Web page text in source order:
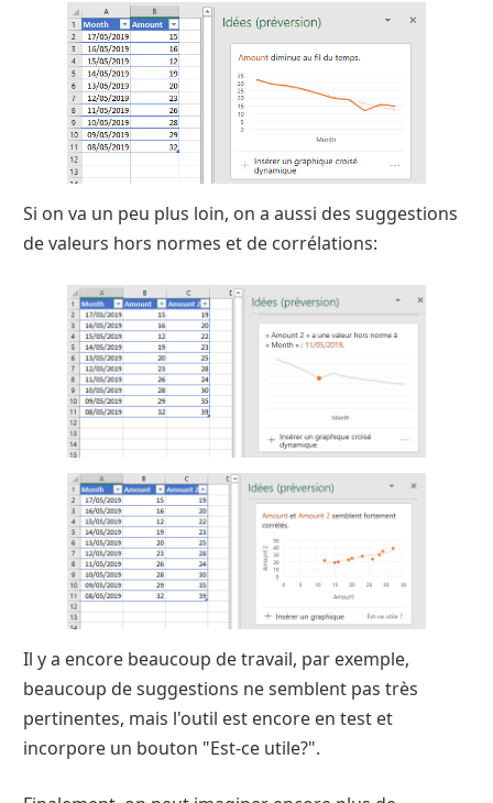
Si on va un peu plus loin, on a aussi des suggestions
de valeurs hors normes et de corrélations:
Il y a encore beaucoup de travail, par exemple,
beaucoup de suggestions ne semblent pas très
pertinentes, mais l'outil est encore en test et
incorpore un bouton "Est-ce utile?".